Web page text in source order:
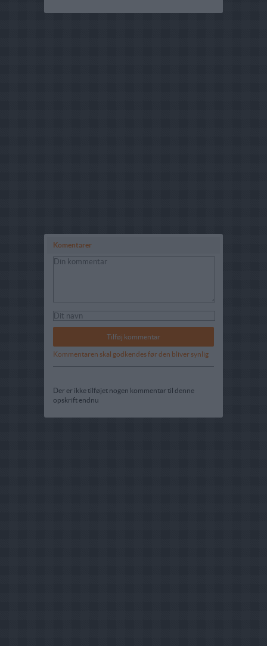
Komentarer
Kommentaren skal godkendes før den bliver synlig
Der er ikke tilføjet nogen kommentar til denne
opskrift endnu